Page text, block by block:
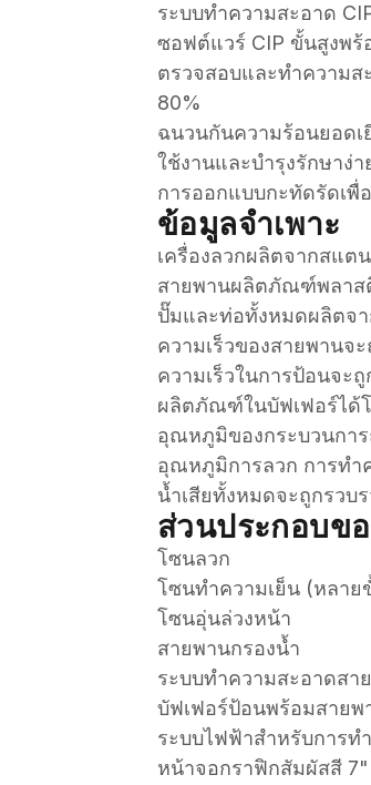
ระบบทำความสะอาด
ซอฟต์แวร์ CIP ขั้นสูงพร้
ตรวจสอบและทำความ
80%
ฉนวนกันความร้อนยอด
ใช้งานและบำรุงรักษาง่า
การออกแบบกะทัดรัดเพื่
ข้อมูลจำเพาะ
เครื่องลวกผลิตจากสแต
สายพานผลิตภัณฑ์พลาส
ปั๊มและท่อทั้งหมดผลิตจ
ความเร็วของสายพานจ
ความเร็วในการป้อนจะ
ผลิตภัณฑ์ในบัฟเฟอร์ได้
อุณหภูมิของกระบวนกา
อุณหภูมิการลวก การทำ
น้ำเสียทั้งหมดจะถูกรวบ
ส่วนประกอบข
โซนลวก
โซนทำความเย็น (หลาย
โซนอุ่นล่วงหน้า
สายพานกรองน้ำ
ระบบทำความสะอาดสา
บัฟเฟอร์ป้อนพร้อมสาย
ระบบไฟฟ้าสำหรับการท
หน้าจอกราฟิกสัมผัสสี